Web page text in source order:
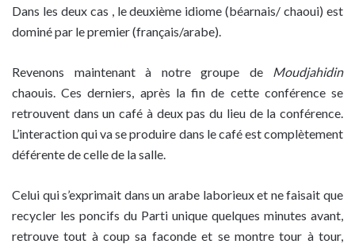
Dans les deux cas , le deuxième idiome (béarnais/ chaoui) est
dominé par le premier (français/arabe).
Revenons maintenant à notre groupe de Moudjahidin
chaouis. Ces derniers, après la fin de cette conférence se
retrouvent dans un café à deux pas du lieu de la conférence.
L’interaction qui va se produire dans le café est complètement
déférente de celle de la salle.
Celui qui s’exprimait dans un arabe laborieux et ne faisait que
recycler les poncifs du Parti unique quelques minutes avant,
retrouve tout à coup sa faconde et se montre tour à tour,